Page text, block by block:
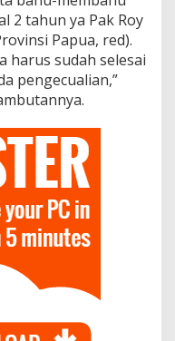
2 tahun ya Pak Roy
Papua, red).
harus sudah selesai
pengecualian,”